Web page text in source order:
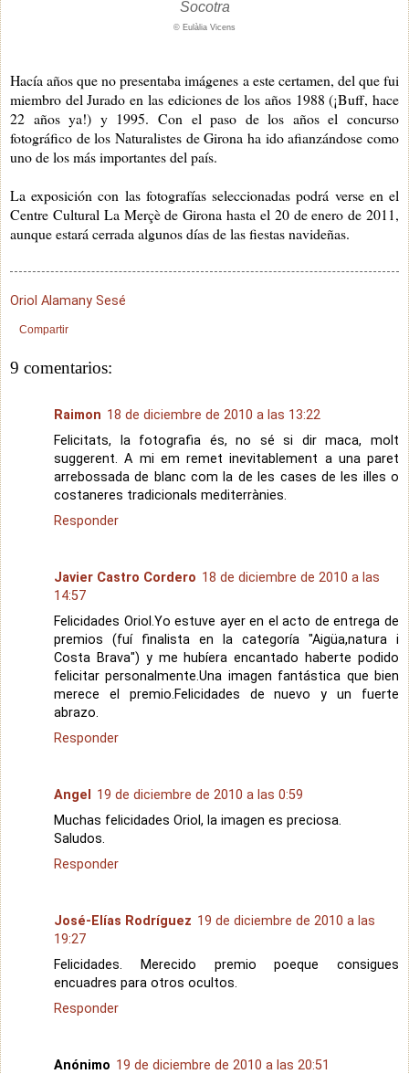
Socotra
© Eulàlia Vicens
Hacía años que no presentaba imágenes a este certamen, del que fui
miembro del Jurado en las ediciones de los años 1988 (¡Buff, hace
22 años ya!) y 1995. Con el paso de los años el concurso
fotográfico de los Naturalistes de Girona ha ido afianzándose como
uno de los más importantes del país.
La exposición con las fotografías seleccionadas podrá verse en el
Centre Cultural La Merçè de Girona hasta el 20 de enero de 2011,
aunque estará cerrada algunos días de las fiestas navideñas.
Oriol Alamany Sesé
Compartir
9 comentarios:
Raimon 18 de diciembre de 2010 a las 13:22
Felicitats, la fotografia és, no sé si dir maca, molt
suggerent. A mi em remet inevitablement a una paret
arrebossada de blanc com la de les cases de les illes o
costaneres tradicionals mediterrànies.
Responder
Javier Castro Cordero 18 de diciembre de 2010 a las
14:57
Felicidades Oriol.Yo estuve ayer en el acto de entrega de
premios (fuí finalista en la categoría "Aigüa,natura i
Costa Brava") y me hubíera encantado haberte podido
felicitar personalmente.Una imagen fantástica que bien
merece el premio.Felicidades de nuevo y un fuerte
abrazo.
Responder
Angel
19 de diciembre de 2010 a las 0:59
Muchas felicidades Oriol, la imagen es preciosa.
Saludos.
Responder
José-Elías Rodríguez 19 de diciembre de 2010 a las
19:27
Felicidades. Merecido premio poeque consigues
encuadres para otros ocultos.
Responder
Anónimo 19 de diciembre de 2010 a las 20:51